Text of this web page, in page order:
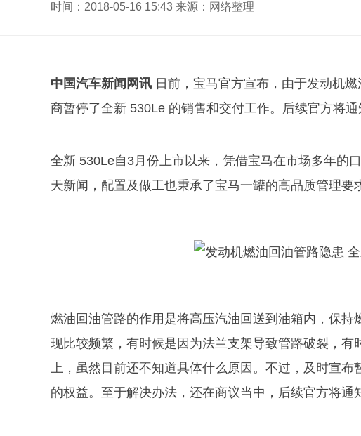
时间：2018-05-16 15:43 来源：网络整理
中国汽车新闻网讯 日前，宝马官方宣布，由于发动机
商暂停了全新 530Le 的销售和交付工作。后续官方将通
全新 530Le自3月份上市以来，凭借宝马在市场多年的
天新闻，配置及做工也秉承了宝马一罐的高品质管理要
燃油回油管路的作用是将高压汽油回送到油箱内，保
现比较频繁，有时候是因为法兰支架导致管路破裂，
上，虽然目前还不知道具体什么原因。不过，及时宣
的权益。至于解决办法，还在商议当中，后续官方将通